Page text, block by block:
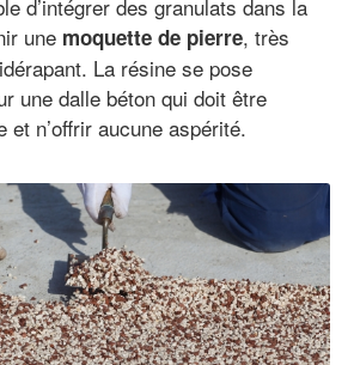
d’intégrer des granulats dans la
une moquette de pierre, très
La résine se pose
une dalle béton qui doit être
et n’offrir aucune aspérité.